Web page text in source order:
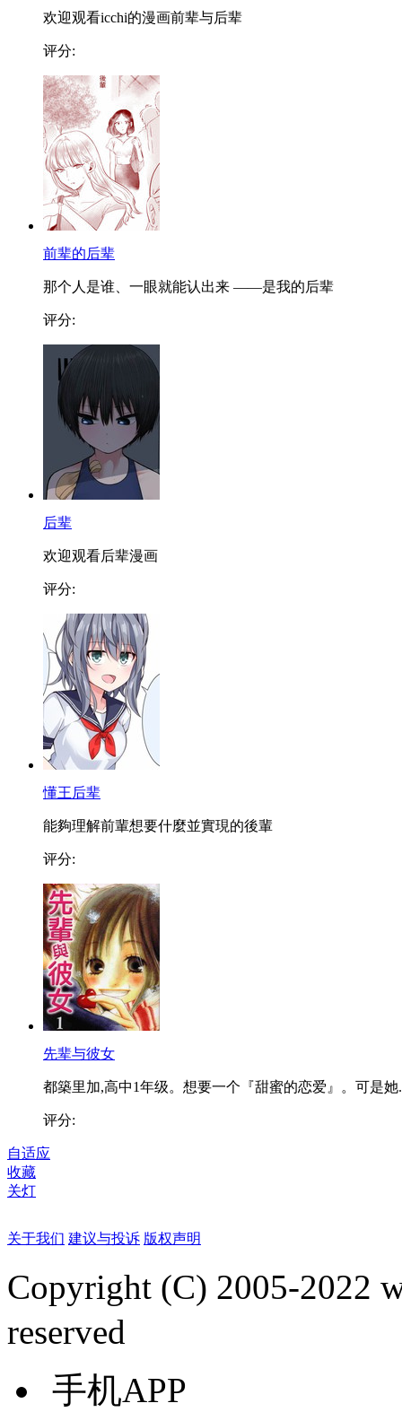
欢迎观看icchi的漫画前辈与后辈
评分:
前辈的后辈
那个人是谁、一眼就能认出来 ——是我的后辈
评分:
后辈
欢迎观看后辈漫画
评分:
懂王后辈
能夠理解前輩想要什麼並實現的後輩
评分:
先辈与彼女
都築里加,高中1年级。想要一个『甜蜜的恋爱』。可是她
评分:
自适应
收藏
关灯
关于我们 建议与投诉 版权声明
Copyright (C) 2005-2022
reserved
手机APP